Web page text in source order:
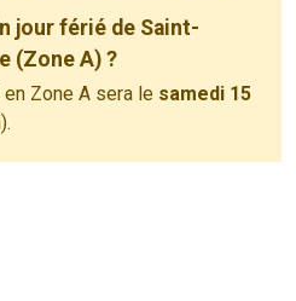
jour férié de Saint-
(Zone A) ?
Zone A sera le samedi 15